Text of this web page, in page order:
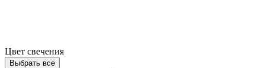
Цвет свечения
Выбрать все